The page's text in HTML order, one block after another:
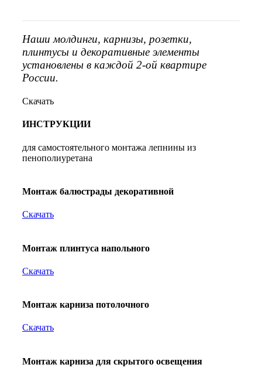
Наши молдинги, карнизы, розетки,
плинтусы и декоративные элементы
установлены в каждой 2-ой квартире
России.
Скачать
ИНСТРУКЦИИ
для самостоятельного монтажа лепнины из
пенополиуретана
Монтаж балюстрады декоративной
Скачать
Монтаж плинтуса напольного
Скачать
Монтаж карниза потолочного
Скачать
Монтаж карниза для скрытого освещения